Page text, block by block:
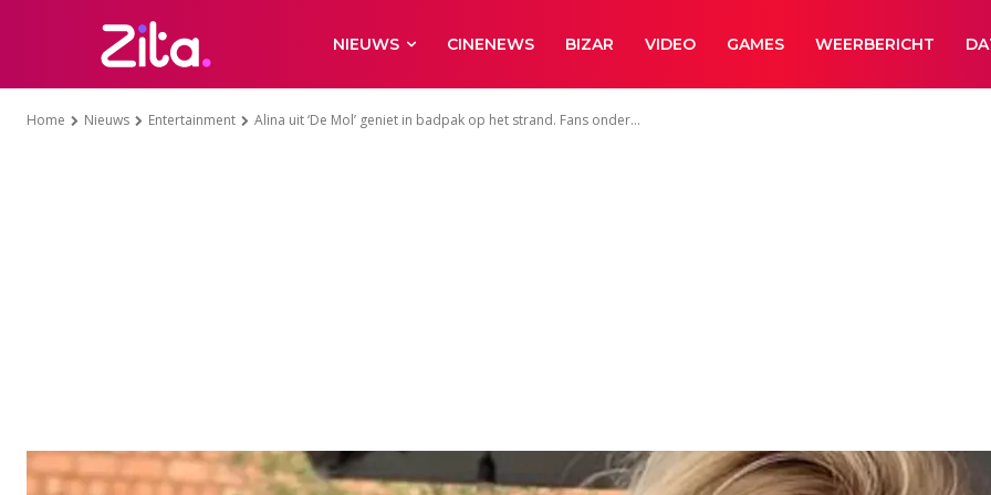
NIEUWS CINENEWS BIZAR VIDEO GAMES WEERBERICHT
Home Nieuws Entertainment Alina uit ‘De Mol’ geniet in badpak op het strand. Fans onder...